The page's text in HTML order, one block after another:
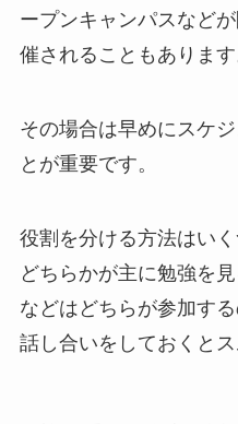
ープンキャンパスなど
催されることもあります
その場合は早めにスケ
とが重要です。
役割を分ける方法はい
どちらかが主に勉強を
などはどちらが参加す
話し合いをしておくとス